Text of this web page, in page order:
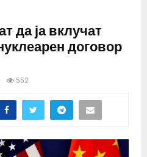
да ја вклучат
договор
552